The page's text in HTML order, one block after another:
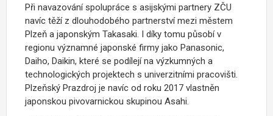
Při navazování spolupráce s asijskými partnery ZČU
navíc těží z dlouhodobého partnerství mezi městem
Plzeň a japonským Takasaki. I díky tomu působí v
regionu významné japonské firmy jako Panasonic,
Daiho, Daikin, které se podílejí na výzkumných a
technologických projektech s univerzitními pracovišti.
Plzeňský Prazdroj je navíc od roku 2017 vlastněn
japonskou pivovarnickou skupinou Asahi.